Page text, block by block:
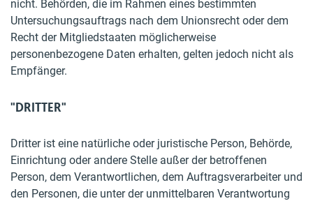
nicht. Behörden, die im Rahmen eines bestimmten
Untersuchungsauftrags nach dem Unionsrecht oder dem
Recht der Mitgliedstaaten möglicherweise
personenbezogene Daten erhalten, gelten jedoch nicht als
Empfänger.
"DRITTER"
Dritter ist eine natürliche oder juristische Person, Behörde,
Einrichtung oder andere Stelle außer der betroffenen
Person, dem Verantwortlichen, dem Auftragsverarbeiter und
den Personen, die unter der unmittelbaren Verantwortung